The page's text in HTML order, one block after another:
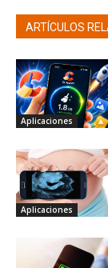
ARTÍCULOS
Aplicaciones
Aplicaciones